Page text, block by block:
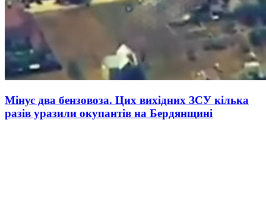
Мінус два бензовоза. Цих вихідних ЗСУ кілька
разів уразили окупантів на Бердянщині